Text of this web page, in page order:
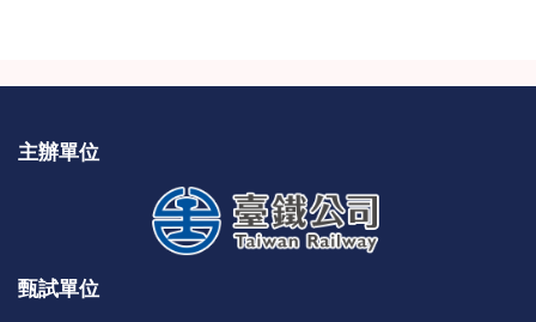
主辦單位
甄試單位